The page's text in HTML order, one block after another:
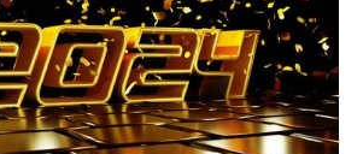
が、今回はパーツを自分で集める必
はYMDK Minilaと書いてありました
設定できるRemapやVIAに接続すると
表示されたりします。サイトによっ